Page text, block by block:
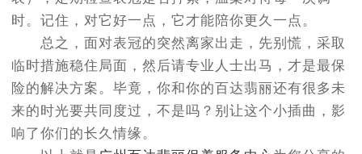
时。记住，对它好一点，它才能陪你更久一点。
总之，面对表冠的突然离家出走，先别慌，采取
临时措施稳住局面，然后请专业人士出马，才是最保
险的解决方案。毕竟，你和你的百达翡丽还有很多未
来的时光要共同度过，不是吗？别让这个小插曲，影
响了你们的长久情缘。